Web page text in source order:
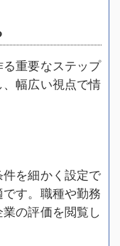
重要なステップ
幅広い視点で情
を細かく設定で
す。職種や勤務
の評価を閲覧し